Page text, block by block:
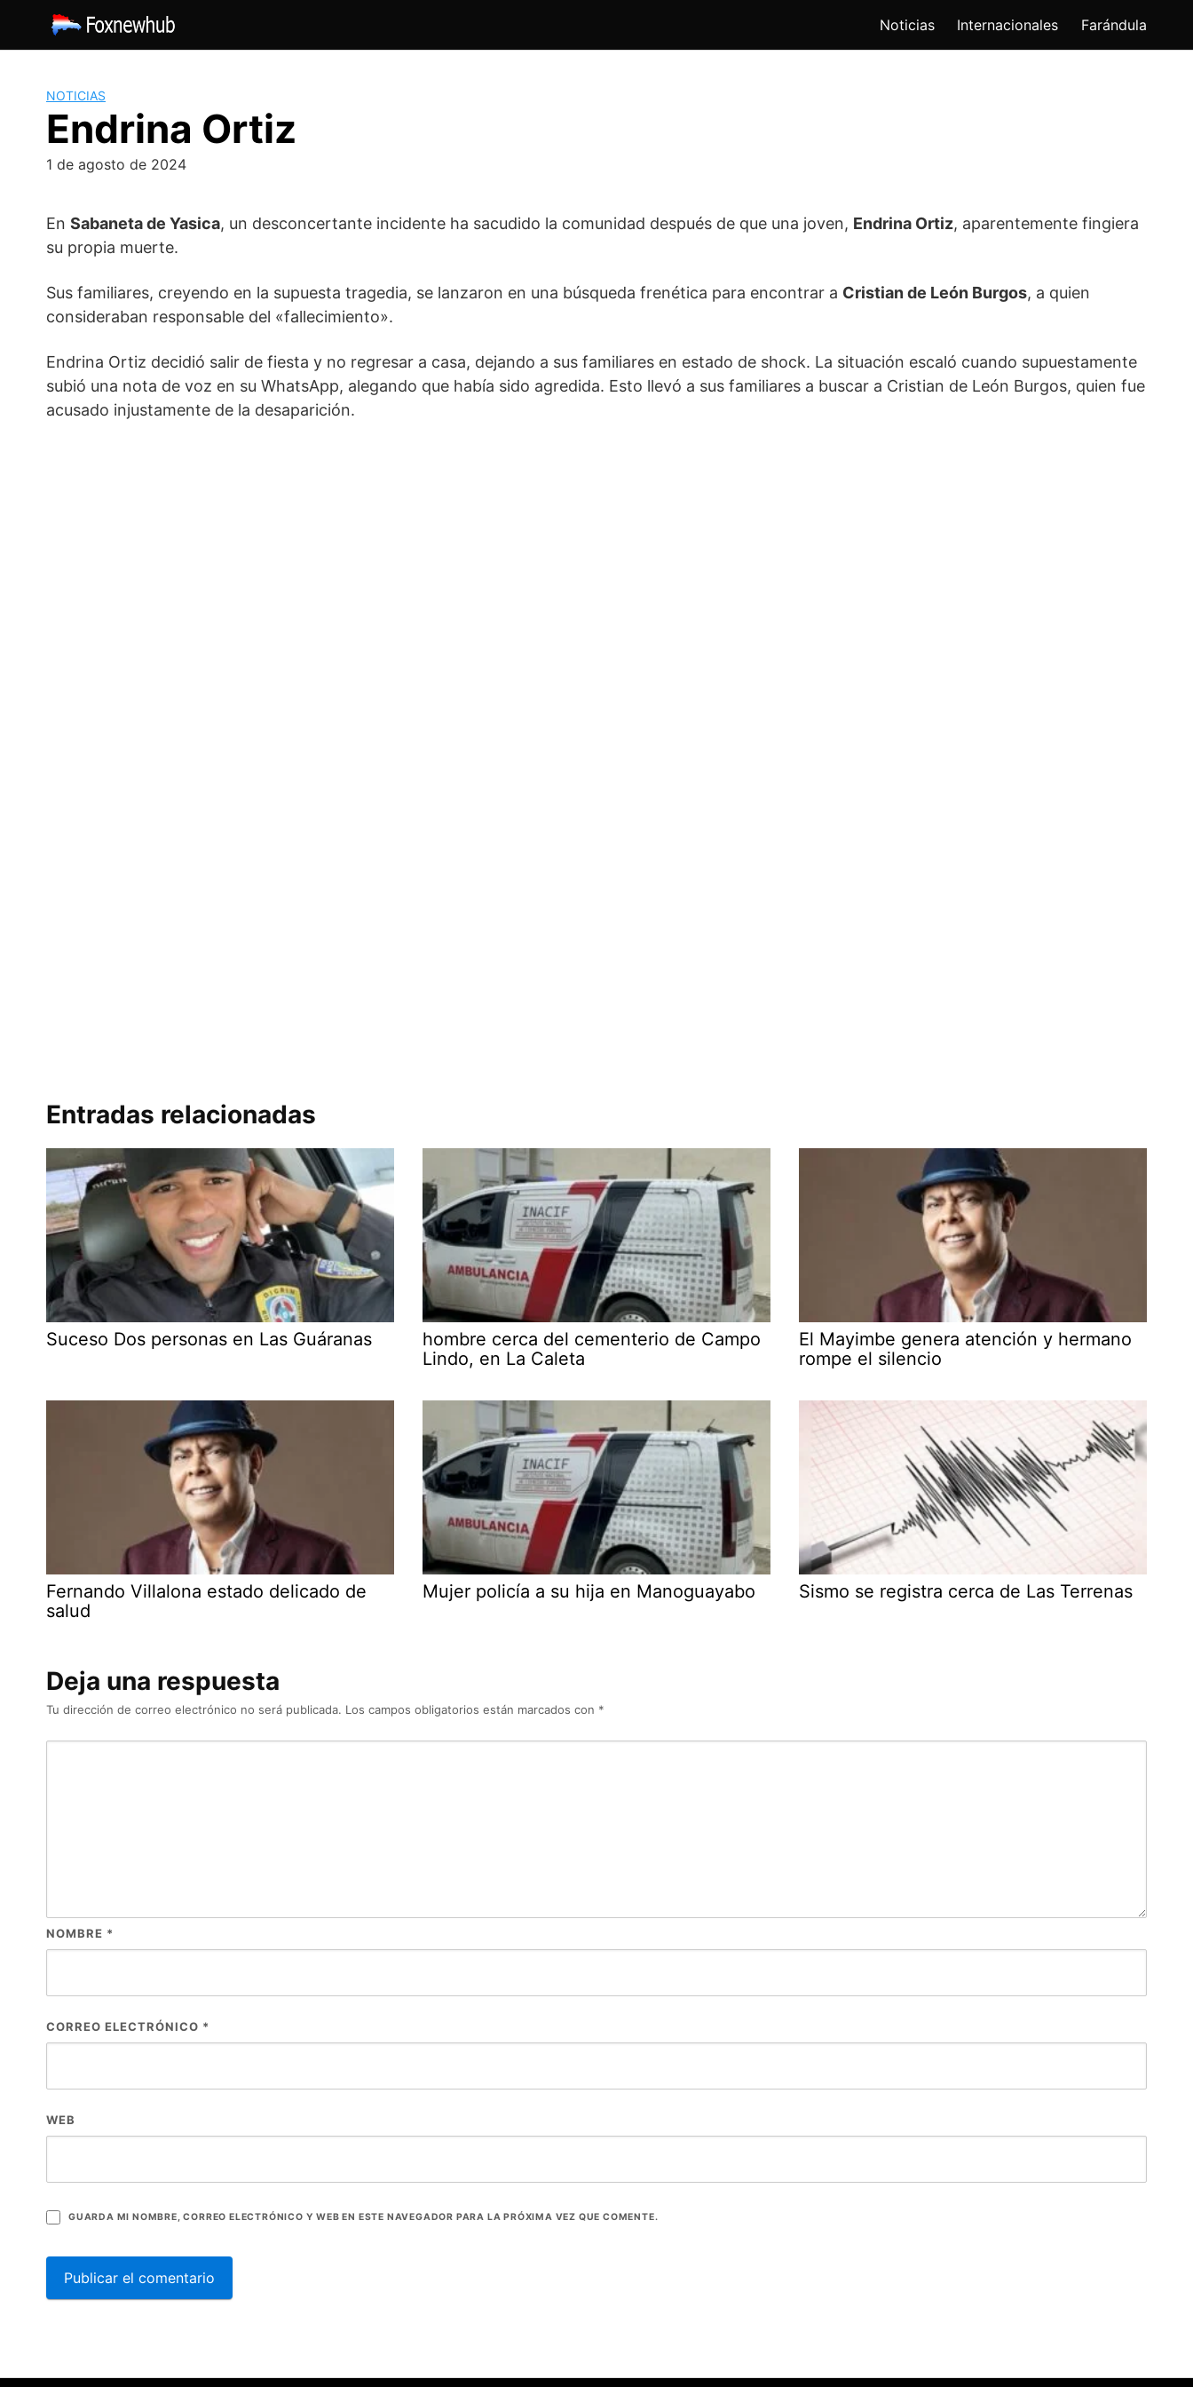
contenido
Noticias Internacionales Farándula
NOTICIAS
Endrina Ortiz
1 de agosto de 2024
En Sabaneta de Yasica, un desconcertante incidente ha sacudido la comunidad después de que una joven, Endrina Ortiz, aparentemente fingiera
su propia muerte.
Sus familiares, creyendo en la supuesta tragedia, se lanzaron en una búsqueda frenética para encontrar a Cristian de León Burgos, a quien
consideraban responsable del «fallecimiento».
Endrina Ortiz decidió salir de fiesta y no regresar a casa, dejando a sus familiares en estado de shock. La situación escaló cuando supuestamente
subió una nota de voz en su WhatsApp, alegando que había sido agredida. Esto llevó a sus familiares a buscar a Cristian de León Burgos, quien fue
acusado injustamente de la desaparición.
Entradas relacionadas
Suceso Dos personas en Las Guáranas
hombre cerca del cementerio de Campo
Lindo, en La Caleta
El Mayimbe genera atención y hermano
rompe el silencio
Fernando Villalona estado delicado de
salud
Mujer policía a su hija en Manoguayabo Sismo se registra cerca de Las Terrenas
Deja una respuesta
Tu dirección de correo electrónico no será publicada. Los campos obligatorios están marcados con *
NOMBRE *
CORREO ELECTRÓNICO *
WEB
GUARDA MI NOMBRE, CORREO ELECTRÓNICO Y WEB EN ESTE NAVEGADOR PARA LA PRÓXIMA VEZ QUE COMENTE.